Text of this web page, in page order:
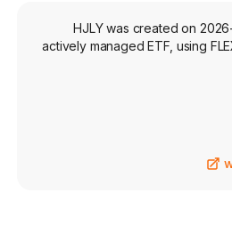
HJLY was created on
actively managed ETF, using